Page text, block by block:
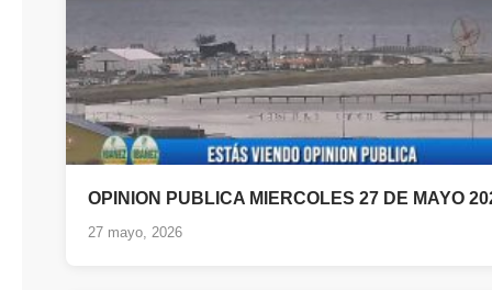
OPINION PUBLICA MIERCOLES 27 DE MAYO
27 mayo, 2026